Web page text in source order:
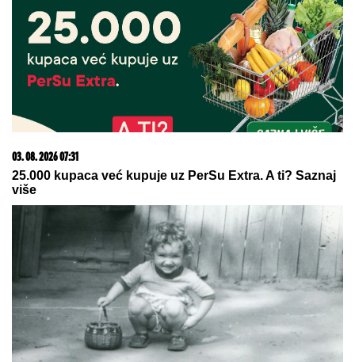
VERICA RAKOČEVIĆ I VELJKO
PRAVE BAZEN U VILI NA AVALI
Imanje vredi milione, a sada podelili
snimak iz dvorišta: Bagerista uveliko
izvodi radove (Video)